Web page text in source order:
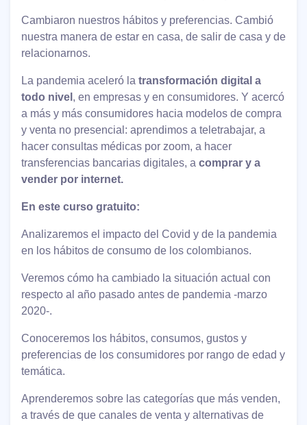
Cambiaron nuestros hábitos y preferencias. Cambió
nuestra manera de estar en casa, de salir de casa y de
relacionarnos.
La pandemia aceleró la transformación digital a
todo nivel , en empresas y en consumidores. Y acercó
a más y más consumidores hacia modelos de compra
y venta no presencial: aprendimos a teletrabajar, a
hacer consultas médicas por zoom, a hacer
transferencias bancarias digitales, a comprar y a
vender por internet.
En este curso gratuito:
Analizaremos el impacto del Covid y de la pandemia
en los hábitos de consumo de los colombianos.
Veremos cómo ha cambiado la situación actual con
respecto al año pasado antes de pandemia -marzo
2020-.
Conoceremos los hábitos, consumos, gustos y
preferencias de los consumidores por rango de edad y
temática.
Aprenderemos sobre las categorías que más venden,
a través de que canales de venta y alternativas de